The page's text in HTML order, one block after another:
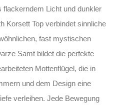
flackerndem Licht und dunkler
Korsett Top verbindet sinnliche
fast mystischen
Samt bildet die perfekte
Mottenflügel, die in
und dem Design eine
verleihen. Jede Bewegung